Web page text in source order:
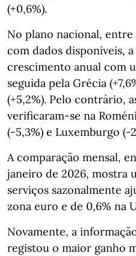
(+0,6%).
No plano nacional, entre
com dados disponíveis,
crescimento anual com
seguida pela Grécia
(+5,2%). Pelo contrário,
verificaram‑se na
(-5,3%) e Luxemburgo (-
A comparação mensal,
janeiro de 2026, mostra
serviços sazonalmente
zona euro e de 0,6% na
Novamente, a
registou o maior ganho